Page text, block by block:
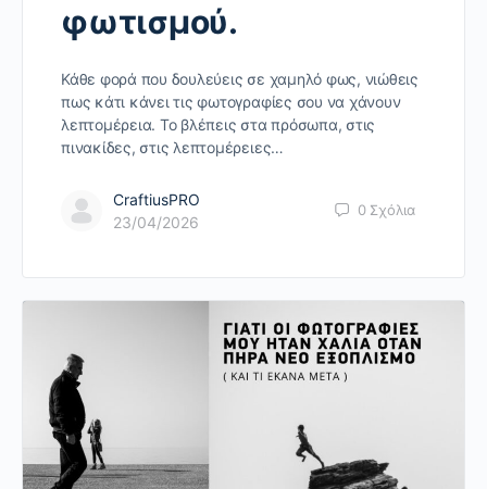
φωτισμού.
Κάθε φορά που δουλεύεις σε χαμηλό φως, νιώθεις
πως κάτι κάνει τις φωτογραφίες σου να χάνουν
λεπτομέρεια. Το βλέπεις στα πρόσωπα, στις
πινακίδες, στις λεπτομέρειες…
CraftiusPRO
23/04/2026
0 Σχόλια